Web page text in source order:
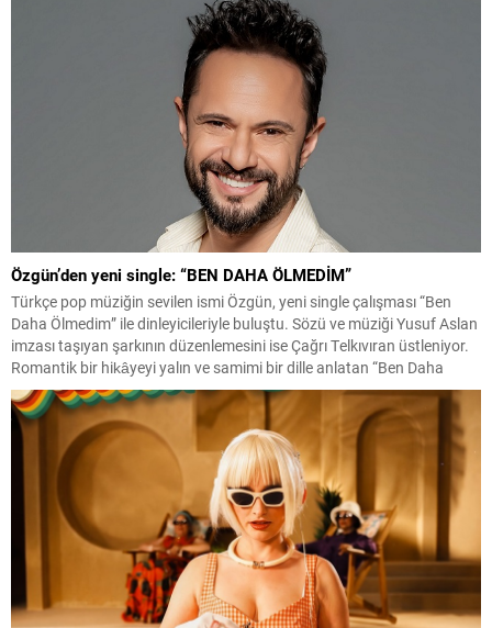
Özgün’den yeni single: “BEN DAHA ÖLMEDİM”
Türkçe pop müziğin sevilen ismi Özgün, yeni single çalışması “Ben
Daha Ölmedim” ile dinleyicileriyle buluştu. Sözü ve müziği Yusuf Aslan
imzası taşıyan şarkının düzenlemesini ise Çağrı Telkıvıran üstleniyor.
Romantik bir hikâyeyi yalın ve samimi bir dille anlatan “Ben Daha
Ölmedim”, beklemekten vazgeçmeyen ve sevgisini her şeye rağmen
içinde yaşatmaya devam...